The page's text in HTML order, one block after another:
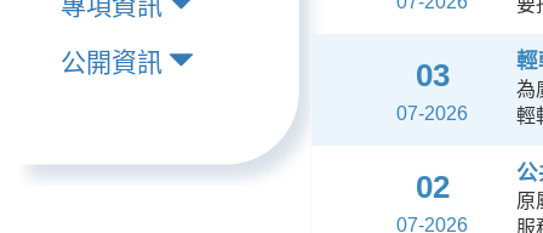
公開資訊
要
03
07-2026
為
輕
02
07-2026
公
原
服